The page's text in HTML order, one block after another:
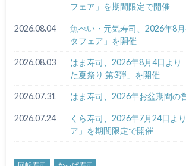
フェア」を期間限定で開催
2026.08.04
魚べい・元気寿司、2026年8
タフェア」を開催
2026.08.03
はま寿司、2026年8月4日より
た夏祭り 第3弾」を開催
2026.07.31 はま寿司、2026年お盆期間の
2026.07.24
くら寿司、2026年7月24日よ
ア」を期間限定で開催